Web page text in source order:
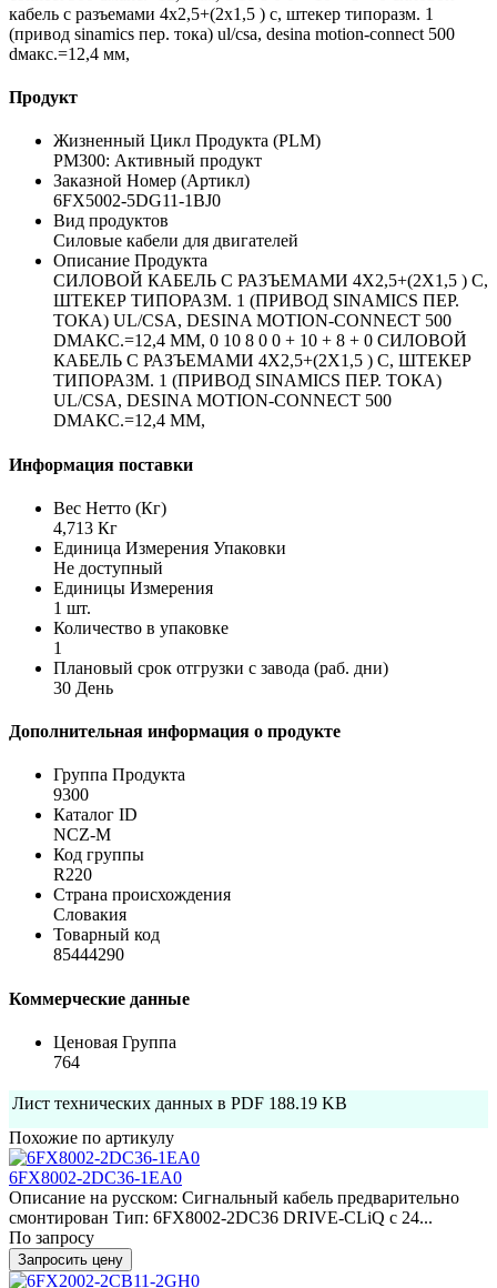
кабель с разъемами 4x2,5+(2x1,5 ) c, штекер типоразм. 1
(привод sinamics пер. тока) ul/csa, desina motion-connect 500
dмакс.=12,4 мм,
Продукт
Жизненный Цикл Продукта (PLM)
PM300: Активный продукт
Заказной Номер (Артикл)
6FX5002-5DG11-1BJ0
Вид продуктов
Силовые кабели для двигателей
Описание Продукта
СИЛОВОЙ КАБЕЛЬ С РАЗЪЕМАМИ 4X2,5+(2X1,5 ) C,
ШТЕКЕР ТИПОРАЗМ. 1 (ПРИВОД SINAMICS ПЕР.
ТОКА) UL/CSA, DESINA MOTION-CONNECT 500
DМАКС.=12,4 ММ, 0 10 8 0 0 + 10 + 8 + 0 СИЛОВОЙ
КАБЕЛЬ С РАЗЪЕМАМИ 4X2,5+(2X1,5 ) C, ШТЕКЕР
ТИПОРАЗМ. 1 (ПРИВОД SINAMICS ПЕР. ТОКА)
UL/CSA, DESINA MOTION-CONNECT 500
DМАКС.=12,4 ММ,
Информация поставки
Вес Нетто (Кг)
4,713 Кг
Единица Измерения Упаковки
Не доступный
Единицы Измерения
1 шт.
Количество в упаковке
1
Плановый срок отгрузки с завода (раб. дни)
30 День
Дополнительная информация о продукте
Группа Продукта
9300
Каталог ID
NCZ-M
Код группы
R220
Страна происхождения
Словакия
Товарный код
85444290
Коммерческие данные
Ценовая Группа
764
Лист технических данных в PDF 188.19 KB
Похожие по артикулу
6FX8002-2DC36-1EA0
Описание на русском: Сигнальный кабель предварительно
смонтирован Тип: 6FX8002-2DC36 DRIVE-CLiQ с 24...
По запросу
Запросить цену